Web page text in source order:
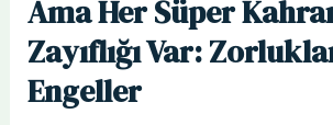
Ama Her Süper
Zayıflığı Var:
Engeller